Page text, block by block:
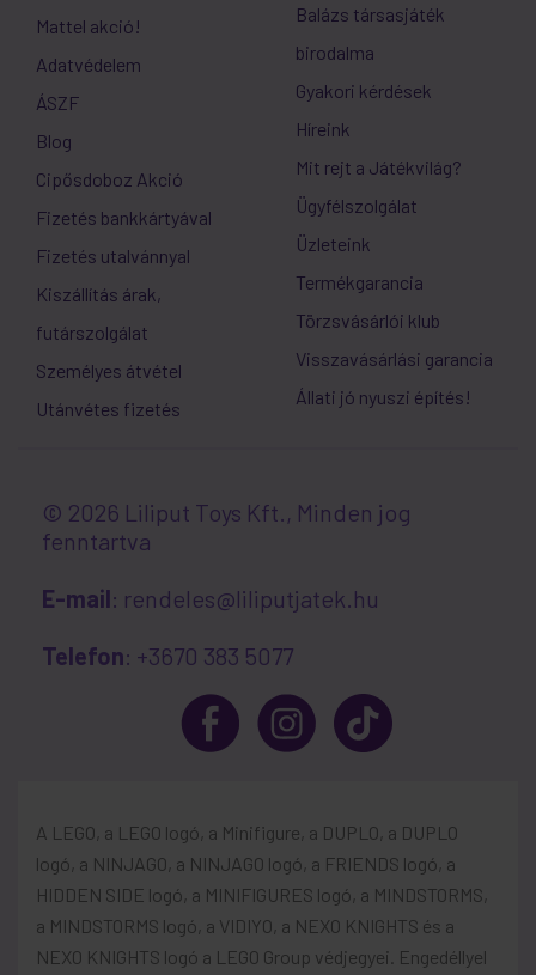
Mattel akció!
Adatvédelem
ÁSZF
Blog
Cipősdoboz Akció
Fizetés bankkártyával
Fizetés utalvánnyal
Kiszállítás árak,
futárszolgálat
Személyes átvétel
Utánvétes fizetés
Balázs társasjáték
birodalma
Gyakori kérdések
Híreink
Mit rejt a Játékvilág?
Ügyfélszolgálat
Üzleteink
Termékgarancia
Törzsvásárlói klub
Visszavásárlási garancia
Állati jó nyuszi építés!
© 2026 Liliput Toys Kft., Minden jog
fenntartva
E-mail: rendeles@liliputjatek.hu
Telefon: +3670 383 5077
A LEGO, a LEGO logó, a Minifigure, a DUPLO, a DUPLO
logó, a NINJAGO, a NINJAGO logó, a FRIENDS logó, a
HIDDEN SIDE logó, a MINIFIGURES logó, a MINDSTORMS,
a MINDSTORMS logó, a VIDIYO, a NEXO KNIGHTS és a
NEXO KNIGHTS logó a LEGO Group védjegyei. Engedéllyel